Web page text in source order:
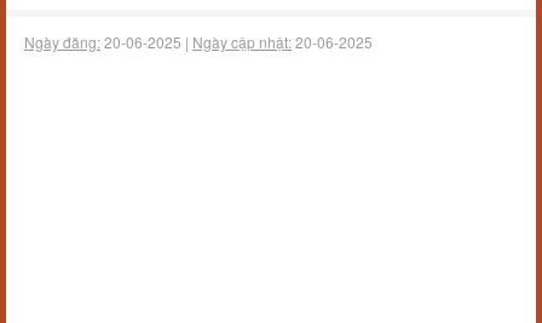
Ngày đăng:20-06-2025 | Ngày cập nhật:20-06-2025